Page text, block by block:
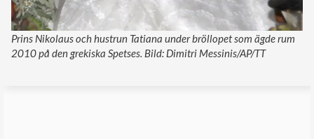
Prins Nikolaus och hustrun Tatiana under bröllopet som ägde rum
2010 på den grekiska Spetses. Bild: Dimitri Messinis/AP/TT